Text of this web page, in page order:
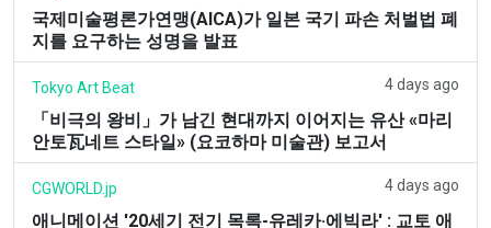
국제미술평론가연맹(AICA)가 일본 국기 파손 처벌법 폐
지를 요구하는 성명을 발표
Tokyo Art Beat 4 days ago
「비극의 왕비」가 남긴 현대까지 이어지는 유산 «마리
안토瓦네트 스타일» (요코하마 미술관) 보고서
CGWORLD.jp 4 days ago
애니메이션 '20세기 전기 목록-유레카·에빅라' : 교토 애